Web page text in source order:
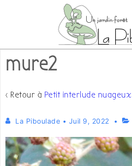
principal
mure2
‹ Retour à Petit interlude nuageux
La Piboulade • Juil 9, 2022